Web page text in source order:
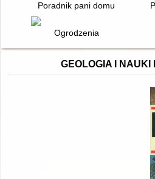
Poradnik pani domu
Ogrodzenia
GEOLOGIA I NAUKI